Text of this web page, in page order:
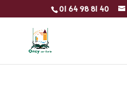
01 64 98 81 40